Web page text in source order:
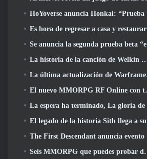
HoYoverse anuncia Honkai: “Prueba de evolución” del anime Nexus
Es hora de regresar a casa y restaurar el dichoso retiro donde se encuentran los vientos
Se anuncia la segunda prueba beta “exclusiva” para los tomadores de tiempo del shooter de supervivencia en equipo
La historia de la canción de Welkin Moon de Genshin Impact llega y termina.. en la luna
La última actualización de Warframe celebra a todos los papás espaciales
El nuevo MMORPG RF Online con temática mecánica de Netmarble se lanza a nivel mundial
La espera ha terminado, La gloria de los derrotados ha regresado
El legado de la historia Sith llega a su conclusión hoy en la última actualización de SWTOR
The First Descendant anuncia evento de colaboración EVANGELION
Seis MMORPG que puedes probar durante Steam Next Fest